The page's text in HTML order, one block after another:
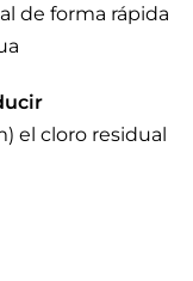
de forma rápida
el cloro residual